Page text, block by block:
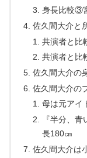
身長比較③
佐久間大介と
共演者と比
共演者と比
佐久間大介の
佐久間大介の
母は元アイ
『半分、
長180㎝
佐久間大介は